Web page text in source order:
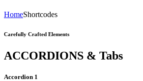
HomeShortcodes
Carefully Crafted Elements
ACCORDIONS & Tabs
Accordion 1